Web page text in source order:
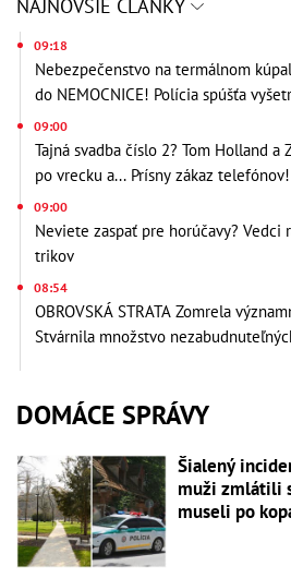
NAJNOVŠIE ČLÁNKY
09:18
Nebezpečenstvo na termálnom
do NEMOCNICE! Polícia spúšťa
09:00
Tajná svadba číslo 2? Tom Holland a
po vrecku a... Prísny zákaz telefónov!
09:00
Neviete zaspať pre horúčavy? Vedci
trikov
08:54
OBROVSKÁ STRATA Zomrela
Stvárnila množstvo
DOMÁCE SPRÁVY
Šialený
muži zmlátili
museli po